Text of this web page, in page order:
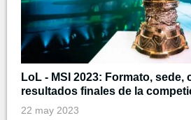
LoL - MSI 2023: Formato, sede,
resultados finales de la
22 may 2023